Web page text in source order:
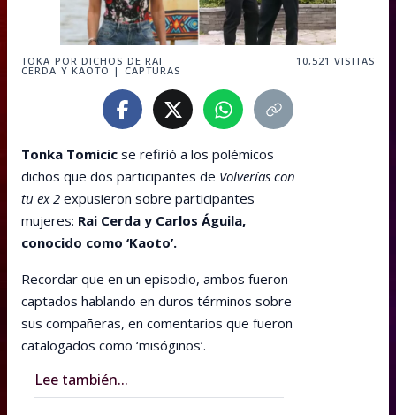
TOKA POR DICHOS DE RAI
CERDA Y KAOTO | CAPTURAS
10,521 VISITAS
Tonka Tomicic se refirió a los polémicos
dichos que dos participantes de Volverías con
tu ex 2 expusieron sobre participantes
mujeres: Rai Cerda y Carlos Águila,
conocido como ‘Kaoto’.
Recordar que en un episodio, ambos fueron
captados hablando en duros términos sobre
sus compañeras, en comentarios que fueron
catalogados como ‘misóginos’.
Lee también...